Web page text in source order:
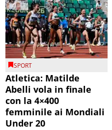
SPORT
Atletica: Matilde
Abelli vola in finale
con la 4×400
femminile ai Mondiali
Under 20